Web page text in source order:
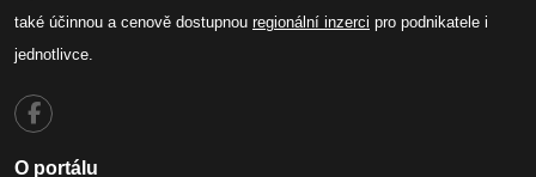
také účinnou a cenově dostupnou regionální inzerci pro podnikatele i
jednotlivce.
O portálu